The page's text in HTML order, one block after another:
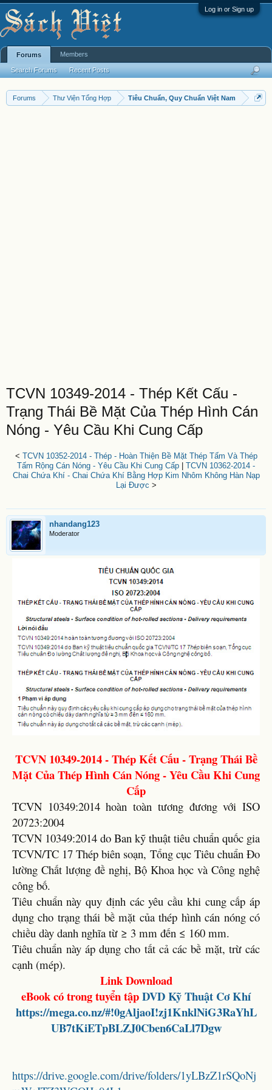
Log in or Sign up
Forums Thư Viện Tổng Hợp Tiêu Chuẩn, Quy Chuẩn Việt Nam
TCVN 10349-2014 - Thép Kết Cấu -
Trạng Thái Bề Mặt Của Thép Hình Cán
Nóng - Yêu Cầu Khi Cung Cấp
< TCVN 10352-2014 - Thép - Hoàn Thiện Bề Mặt Thép Tấm Và Thép
Tấm Rộng Cán Nóng - Yêu Cầu Khi Cung Cấp
TCVN 10362-2014 -
Chai Chứa Khí - Chai Chứa Khí Bằng Hợp Kim Nhôm Không Hàn Nạp
Lại Được >
nhandang123
Moderator
TCVN 10349-2014 - Thép Kết Cấu - Trạng Thái Bề
Mặt Của Thép Hình Cán Nóng - Yêu Cầu Khi Cung
Cấp
TCVN 10349:2014 hoàn toàn tương đương với ISO
20723:2004
TCVN 10349:2014 do Ban kỹ thuật tiêu chuẩn quốc gia
TCVN/TC 17 Thép biên soạn, Tổng cục Tiêu chuẩn Đo
lường Chất lượng đề nghị, Bộ Khoa học và Công nghệ
công bố.
Tiêu chuẩn này quy định các yêu cầu khi cung cấp áp
dụng cho trạng thái bề mặt của thép hình cán nóng có
chiều dày danh nghĩa từ ≥ 3 mm đến ≤ 160 mm.
Tiêu chuẩn này áp dụng cho tất cả các bề mặt, trừ các
cạnh (mép).
Link Download
eBook có trong tuyển tậpDVDKỹ Thuật Cơ Khí
https://mega.co.nz/#!0gAljaoI!zj1KnklNiG3RaYhL
UB7tKiETpBLZJ0Cben6CaLl7Dgw
https://drive.google.com/drive/folders/1yLBzZ1rSQoNj
Forums
Search Forums Recent Posts
Members